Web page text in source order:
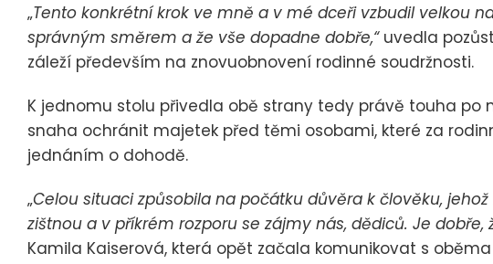
„Tento konkrétní krok ve mně a v mé dceři vzbudil velkou
správným směrem a že vše dopadne dobře,“uvedla
záleží především na znovuobnovení rodinné soudržnosti.
K jednomu stolu přivedla obě strany tedy právě touha po
snaha ochránit majetek před těmi osobami, které za
jednáním o dohodě.
„Celou situaci způsobila na počátku důvěra k člověku,
zištnou a v příkrém rozporu se zájmy nás, dědiců. Je
Kamila Kaiserová, která opět začala komunikovat s